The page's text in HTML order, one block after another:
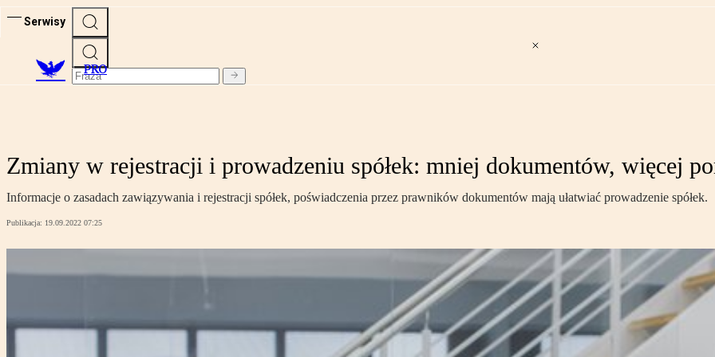
Serwisy
PRO
Zmiany w rejestracji i prowadzeniu spółek: mniej dokumentów, więcej
Informacje o zasadach zawiązywania i rejestracji spółek, poświadczenia przez prawników dokumentów mają ułatwiać prowadzenie spółek.
Publikacja: 19.09.2022 07:25